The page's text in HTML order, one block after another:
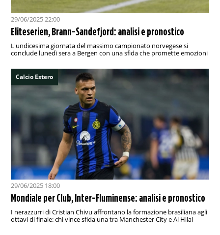
29/06/2025 22:00
Eliteserien, Brann-Sandefjord: analisi e pronostico
L'undicesima giornata del massimo campionato norvegese si
conclude lunedì sera a Bergen con una sfida che promette emozioni
Calcio Estero
29/06/2025 18:00
Mondiale per Club, Inter-Fluminense: analisi e pronostico
I nerazzurri di Cristian Chivu affrontano la formazione brasiliana agli
ottavi di finale: chi vince sfida una tra Manchester City e Al Hilal